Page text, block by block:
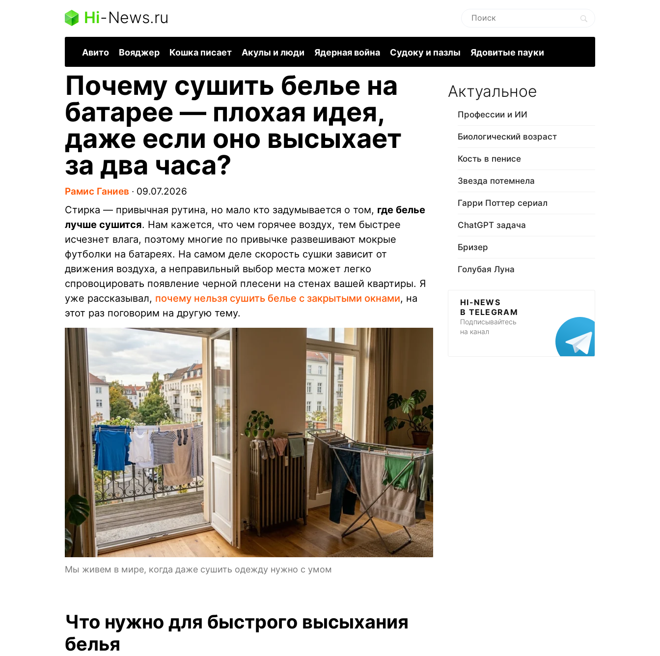
Hi-News.ru
Авито Вояджер Кошка писает Акулы и люди Ядерная война Судоку и пазлы Ядовитые пауки
Почему сушить белье на
батарее — плохая идея,
даже если оно высыхает
за два часа?
Рамис Ганиев ∙ 09.07.2026
Стирка — привычная рутина, но мало кто задумывается о том, где белье
лучше сушится. Нам кажется, что чем горячее воздух, тем быстрее
исчезнет влага, поэтому многие по привычке развешивают мокрые
футболки на батареях. На самом деле скорость сушки зависит от
движения воздуха, а неправильный выбор места может легко
спровоцировать появление черной плесени на стенах вашей квартиры. Я
уже рассказывал, почему нельзя сушить белье с закрытыми окнами, на
этот раз поговорим на другую тему.
Мы живем в мире, когда даже сушить одежду нужно с умом
Что нужно для быстрого высыхания
белья
Актуальное
Профессии и ИИ
Биологический возраст
Кость в пенисе
Звезда потемнела
Гарри Поттер сериал
ChatGPT задача
Бризер
Голубая Луна
HI-NEWS
В TELEGRAM
Подписывайтесь
на канал